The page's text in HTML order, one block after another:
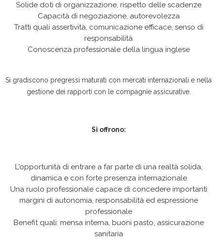
Solide doti di organizzazione, rispetto delle scadenze
Capacità di negoziazione, autorevolezza
Tratti quali assertività, comunicazione efficace, senso di
responsabilità
Conoscenza professionale della lingua inglese
Si gradiscono pregressi maturati con mercati internazionali e nella
gestione dei rapporti con le compagnie assicurative.
Si offrono:
L'opportunità di entrare a far parte di una realtà solida,
dinamica e con forte presenza internazionale
Una ruolo professionale capace di concedere importanti
margini di autonomia, responsabilità ed espressione
professionale
Benefit quali: mensa interna, buoni pasto, assicurazione
sanitaria